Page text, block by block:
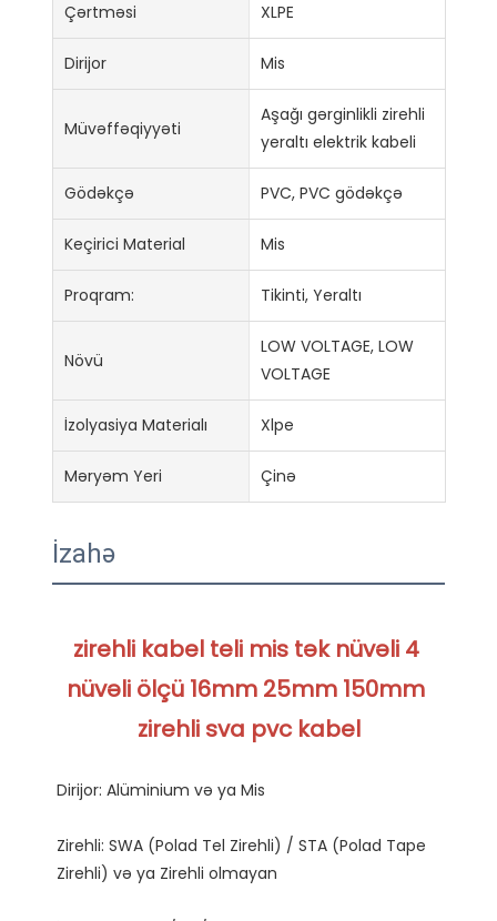
Çərtməsi XLPE
Dirijor Mis
Müvəffəqiyyəti
Aşağı gərginlikli zirehli
yeraltı elektrik kabeli
Gödəkçə PVC, PVC gödəkçə
Keçirici Material Mis
Proqram: Tikinti, Yeraltı
Növü
LOW VOLTAGE, LOW
VOLTAGE
İzolyasiya Materialı Xlpe
Məryəm Yeri Çinə
İzahə
zirehli kabel teli mis tək nüvəli 4
nüvəli ölçü 16mm 25mm 150mm
zirehli sva pvc kabel
Zirehli: SWA (Polad Tel Zirehli) / STA (Polad Tape